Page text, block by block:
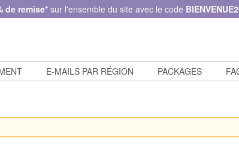
de remise* sur l'ensemble du site avec le code
E-MAILS PAR RÉGION PACKAGES